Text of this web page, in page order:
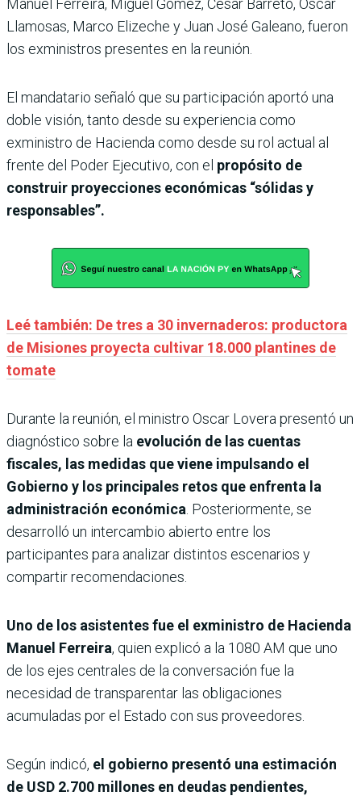
Manuel Ferreira, Miguel Gómez, César Barreto, Oscar
Llamosas, Marco Elizeche y Juan José Galeano, fueron
los exministros presentes en la reunión.
El mandatario señaló que su participación aportó una
doble visión, tanto desde su experiencia como
exministro de Hacienda como desde su rol actual al
frente del Poder Ejecutivo, con el propósito de
construir proyecciones económicas “sólidas y
responsables”.
Leé también: De tres a 30 invernaderos: productora
de Misiones proyecta cultivar 18.000 plantines de
tomate
Durante la reunión, el ministro Oscar Lovera presentó un
diagnóstico sobre la evolución de las cuentas
fiscales, las medidas que viene impulsando el
Gobierno y los principales retos que enfrenta la
administración económica. Posteriormente, se
desarrolló un intercambio abierto entre los
participantes para analizar distintos escenarios y
compartir recomendaciones.
Uno de los asistentes fue el exministro de Hacienda
Manuel Ferreira, quien explicó a la 1080 AM que uno
de los ejes centrales de la conversación fue la
necesidad de transparentar las obligaciones
acumuladas por el Estado con sus proveedores.
Según indicó, el gobierno presentó una estimación
de USD 2.700 millones en deudas pendientes,